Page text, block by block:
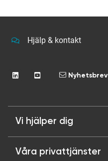
Hjälp & kontakt
Nyhetsbrev
Vi hjälper dig
Våra privattjänster